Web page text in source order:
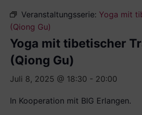
Veranstaltungsserie: Yoga mit
(Qiong Gu)
Yoga mit tibetischer
(Qiong Gu)
Juli 8, 2025 @ 18:30 - 20:00
In Kooperation mit BIG Erlangen.